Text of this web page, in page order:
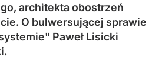
architekta obostrzeń
O bulwersującej sprawie
Paweł Lisicki